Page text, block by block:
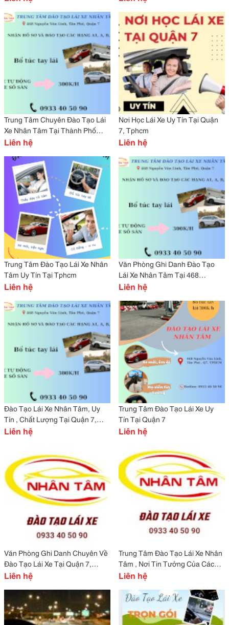
Trung Tâm Chuyên Đào Tạo Lái
Xe Nhân Tâm Tại Thành Phố
Hcm
Liên hệ
Nơi Học Lái Xe Uy Tín Tại Quận
7, Tphcm
Liên hệ
Trung Tâm Đào Tạo Lái Xe Nhân
Tâm Uy Tín Tại Tphcm
Liên hệ
Văn Phòng Ghi Danh Đào Tạo
Lái Xe Nhân Tâm Tại 468
Nguyễn Văn Linh, Tân Phú,
Liên hệ
Đào Tạo Lái Xe Nhân Tâm, Uy
Tín , Chất Lượng Tại Quận 7,
Tphcm
Liên hệ
Trung Tâm Đào Tạo Lái Xe Uy
Tín Tại Quận 7
Liên hệ
Văn Phòng Ghi Danh Chuyên Về
Đào Tạo Lái Xe Tại Quận 7,
Tphcm
Liên hệ
Trung Tâm Đào Tạo Lái Xe Nhân
Tâm , Nơi Tin Tưởng Của Các
Học Viên Tại Tphcm
Liên hệ